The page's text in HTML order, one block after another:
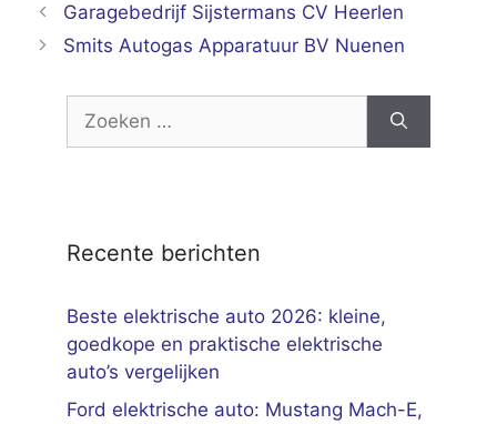
Garagebedrijf Sijstermans CV Heerlen
Smits Autogas Apparatuur BV Nuenen
Zoek
Recente berichten
Beste elektrische auto 2026: kleine,
goedkope en praktische elektrische
auto’s vergelijken
Ford elektrische auto: Mustang Mach-E,